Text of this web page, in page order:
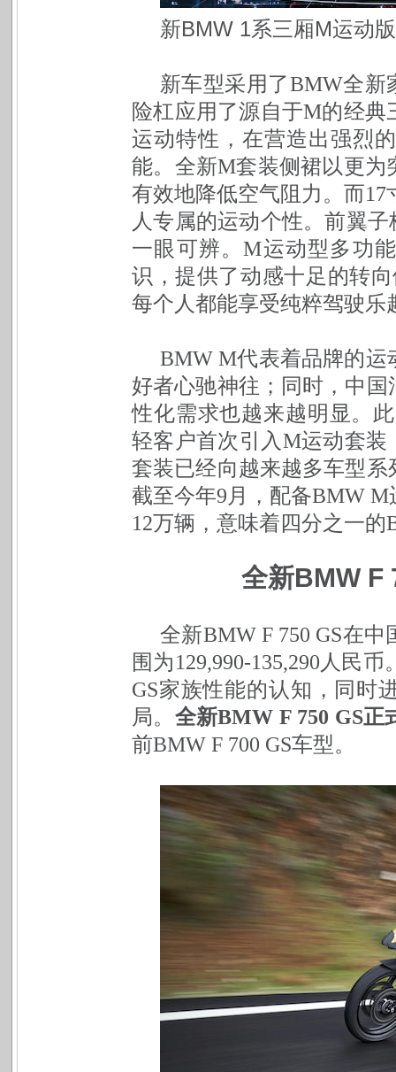
新BMW 1系三厢M运动版
新车型采用了BMW全
险杠应用了源自于M的经
运动特性，在营造出强烈
能。全新M套装侧裙以更为
有效地降低空气阻力。而
人专属的运动个性。前翼
一眼可辨。M运动型多功
识，提供了动感十足的转
每个人都能享受纯粹驾驶乐
BMW M代表着品牌的运
好者心驰神往；同时，中
性化需求也越来越明显。
轻客户首次引入M运动套
套装已经向越来越多车型
截至今年9月，配备BMW
12万辆，意味着四分之一
全新BMW F
全新BMW F 750 GS在
围为129,990-135,290人民
GS家族性能的认知，同时
局。 全新BMW F 750 GS正
前BMW F 700 GS车型。